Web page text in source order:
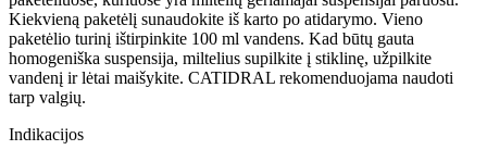
Kiekvieną paketėlį sunaudokite iš karto po atidarymo. Vieno
paketėlio turinį ištirpinkite 100 ml vandens. Kad būtų gauta
homogeniška suspensija, miltelius supilkite į stiklinę, užpilkite
vandenį ir lėtai maišykite. CATIDRAL rekomenduojama naudoti
tarp valgių.
Indikacijos